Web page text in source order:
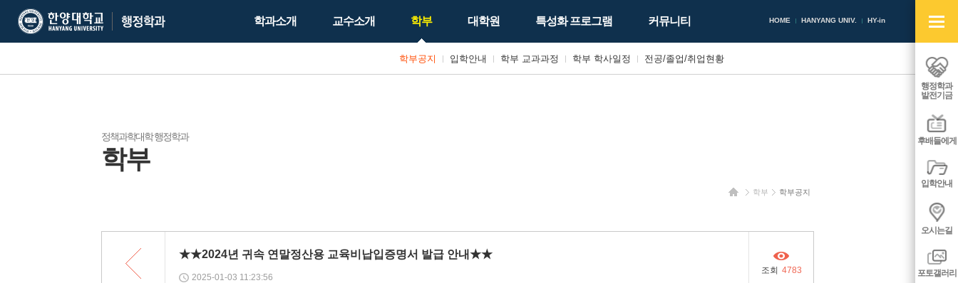
한
양
대
양
대
학
과
HOME HANYANG UNIV. HY-in
학과소개 교수소개 학부
학부공지 입학안내 학부 교과과정 학부 학사일정 전공/졸업/취업현황
대학원 특성화 프로그램 커뮤니티
홈 학부 학부공지
정책과학대학 행정학과
학부
★★2024년 귀속 연말정산용 교육비납입증명서 발급 안내★★
조회 4783
2025-01-03 11:23:56
기/
닫
행정학과
발전기금
후배들에게
입학안내
오시는길
포토갤러리